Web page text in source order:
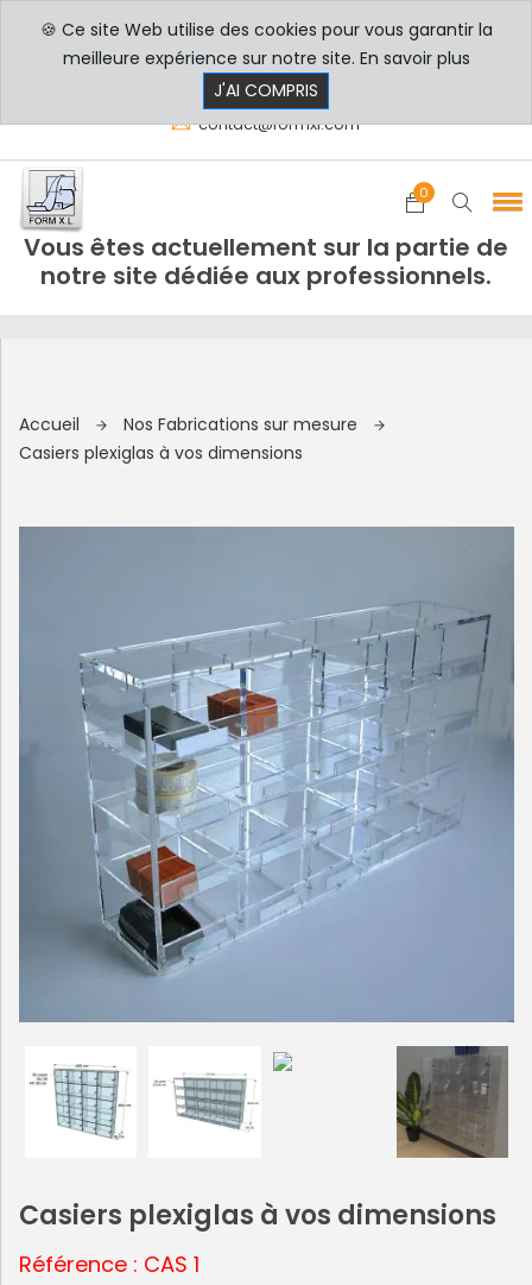
PROFESSIONNELS PARTICULIERS
contact@formxl.com
0
Vous êtes actuellement sur la partie de
notre site dédiée aux professionnels.
Accueil
Nos Fabrications sur mesure
Casiers plexiglas à vos dimensions
Casiers plexiglas à vos dimensions
Référence : CAS 1
🍪 Ce site Web utilise des cookies pour vous garantir la
meilleure expérience sur notre site. En savoir plus
J'AI COMPRIS